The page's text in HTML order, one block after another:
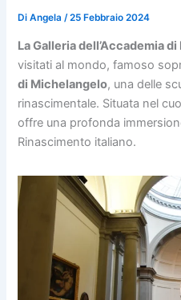
DiAngela/25 Febbraio 2024
La Galleria dell’Accademia
visitati al mondo, famoso
di Michelangelo, una delle
rinascimentale. Situata nel
offre una profonda
Rinascimento italiano.